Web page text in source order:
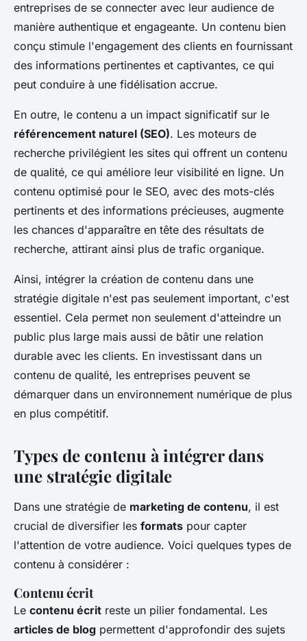
entreprises de se connecter avec leur audience de
manière authentique et engageante. Un contenu bien
conçu stimule l'engagement des clients en fournissant
des informations pertinentes et captivantes, ce qui
peut conduire à une fidélisation accrue.
En outre, le contenu a un impact significatif sur le
référencement naturel (SEO). Les moteurs de
recherche privilégient les sites qui offrent un contenu
de qualité, ce qui améliore leur visibilité en ligne. Un
contenu optimisé pour le SEO, avec des mots-clés
pertinents et des informations précieuses, augmente
les chances d'apparaître en tête des résultats de
recherche, attirant ainsi plus de trafic organique.
Ainsi, intégrer la création de contenu dans une
stratégie digitale n'est pas seulement important, c'est
essentiel. Cela permet non seulement d'atteindre un
public plus large mais aussi de bâtir une relation
durable avec les clients. En investissant dans un
contenu de qualité, les entreprises peuvent se
démarquer dans un environnement numérique de plus
en plus compétitif.
Types de contenu à intégrer dans
une stratégie digitale
Dans une stratégie de marketing de contenu, il est
crucial de diversifier les formats pour capter
l'attention de votre audience. Voici quelques types de
contenu à considérer :
Contenu écrit
Le contenu écrit reste un pilier fondamental. Les
articles de blog permettent d'approfondir des sujets